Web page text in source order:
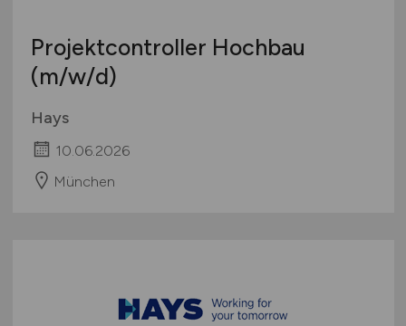
Projektcontroller Hochbau
(m/w/d)
Hays
10.06.2026
München